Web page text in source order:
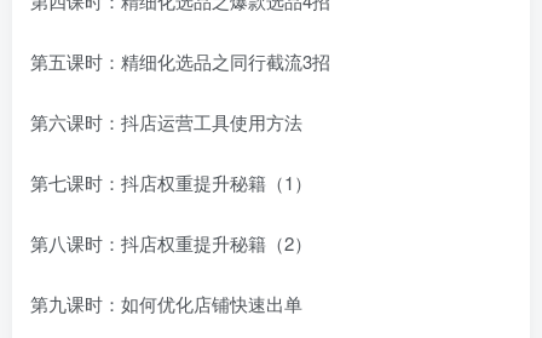
第五课时：精细化选品之同行截流3招
第六课时：抖店运营工具使用方法
第七课时：抖店权重提升秘籍（1）
第八课时：抖店权重提升秘籍（2）
第九课时：如何优化店铺快速出单